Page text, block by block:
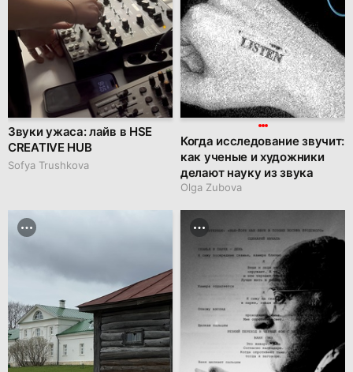
Звуки ужаса: лайв в HSE
CREATIVE HUB
Sofya Trushkova
Когда исследование звучит:
как ученые и художники
делают науку из звука
Olga Zubova